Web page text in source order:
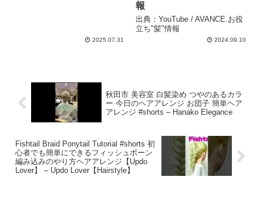
2025.07.31
報
出典：YouTube / AVANCE.お役
立ち"髪"情報
2024.09.10
秋田市 美容室 白髪染め つやのあるカラ
ー 今日のヘアアレンジ お団子 簡単ヘア
アレンジ #shorts – Hanako Elegance
Fishtail Braid Ponytail Tutorial #shorts 初
心者でも簡単にできるフィッシュボーン
編み込みのやり方ヘアアレンジ【Updo
Lover】 – Updo Lover【Hairstyle】